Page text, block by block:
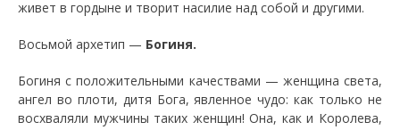
живет в гордыне и творит насилие над собой и другими.
Восьмой архетип — Богиня.
Богиня с положительными качествами — женщина света,
ангел во плоти, дитя Бога, явленное чудо: как только не
восхваляли мужчины таких женщин! Она, как и Королева,